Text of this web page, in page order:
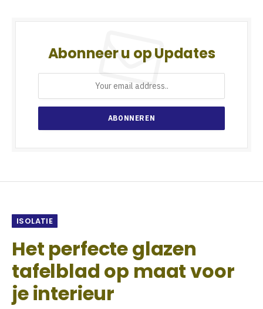
Abonneer u op Updates
ISOLATIE
Het perfecte glazen
tafelblad op maat voor
je interieur